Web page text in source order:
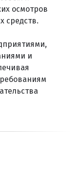
осмотров
средств.
и